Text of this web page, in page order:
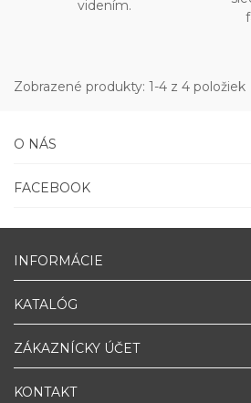
videním.
Zobrazené produkty: 1-4 z 4 položiek
O NÁS
FACEBOOK
INFORMÁCIE
KATALÓG
ZÁKAZNÍCKY ÚČET
KONTAKT